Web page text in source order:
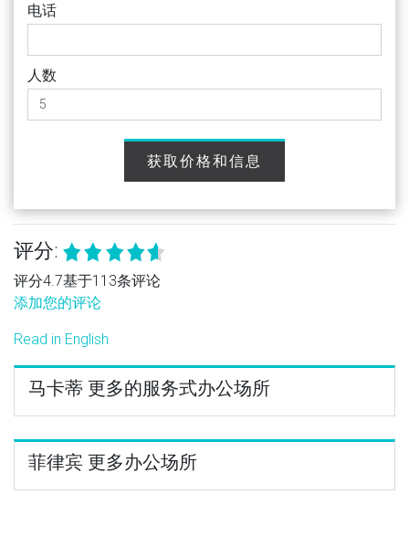
电话
人数
获取价格和信息
评分:
评分4.7基于113条评论
添加您的评论
Read in English
马卡蒂 更多的服务式办公场所
菲律宾 更多办公场所